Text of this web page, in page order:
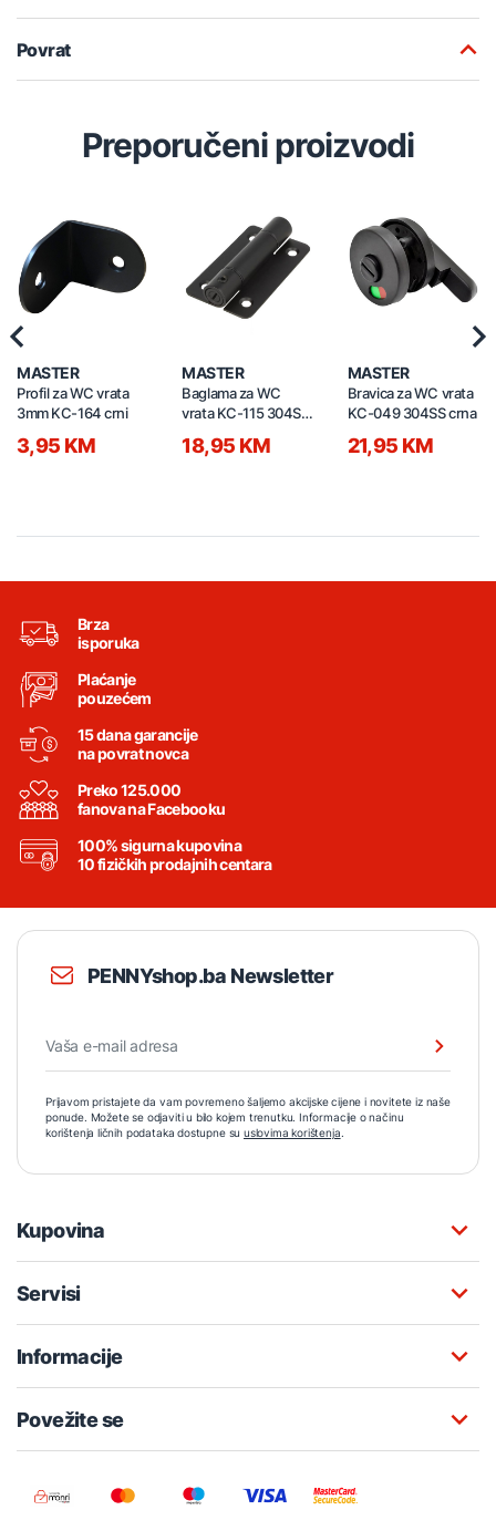
Povrat
Preporučeni proizvodi
MASTER
Profil za WC vrata
3mm KC-164 crni
3,95 KM
MASTER
Baglama za WC
vrata KC-115 304SS
18,95 KM
MASTER
Bravica za WC vrata
KC-049 304SS crna
21,95 KM
Brza
isporuka
Plaćanje
pouzećem
15 dana garancije
na povrat novca
Preko 125.000
fanova na Facebooku
100% sigurna kupovina
10 fizičkih prodajnih centara
PENNYshop.ba Newsletter
Prijavom pristajete da vam povremeno šaljemo akcijske cijene i novitete iz naše
ponude. Možete se odjaviti u bilo kojem trenutku. Informacije o načinu
korištenja ličnih podataka dostupne su uslovima korištenja.
Kupovina
Servisi
Informacije
Povežite se